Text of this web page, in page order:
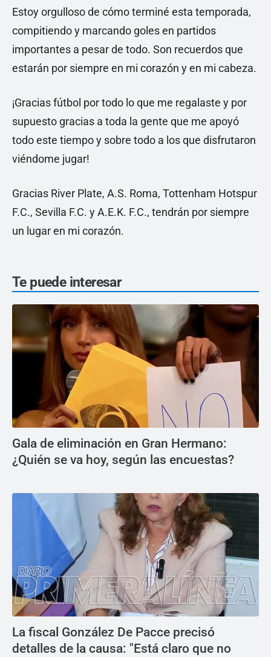
Estoy orgulloso de cómo terminé esta temporada,
compitiendo y marcando goles en partidos
importantes a pesar de todo. Son recuerdos que
estarán por siempre en mi corazón y en mi cabeza.
¡Gracias fútbol por todo lo que me regalaste y por
supuesto gracias a toda la gente que me apoyó
todo este tiempo y sobre todo a los que disfrutaron
viéndome jugar!
Gracias River Plate, A.S. Roma, Tottenham Hotspur
F.C., Sevilla F.C. y A.E.K. F.C., tendrán por siempre
un lugar en mi corazón.
Te puede interesar
Gala de eliminación en Gran Hermano:
¿Quién se va hoy, según las encuestas?
La fiscal González De Pacce precisó
detalles de la causa: "Está claro que no